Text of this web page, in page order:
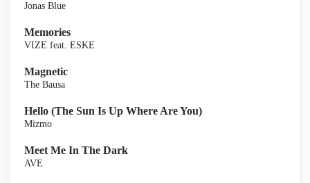
Jonas Blue
Memories
VIZE feat. ESKE
Magnetic
The Bausa
Hello (The Sun Is Up Where Are You)
Mizmo
Meet Me In The Dark
AVE